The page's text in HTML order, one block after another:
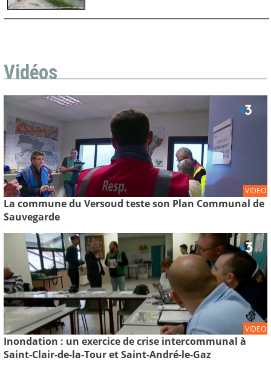
Vidéos
VIDEO
La commune du Versoud teste son Plan Communal de
Sauvegarde
VIDEO
Inondation : un exercice de crise intercommunal à
Saint-Clair-de-la-Tour et Saint-André-le-Gaz